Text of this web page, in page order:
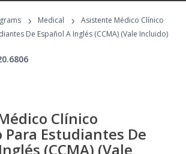
Programs
› Medical ›
Asistente Médico Clínico
De Español A Inglés (CCMA) (Vale Incluido)
Clínico
Estudiantes De
(CCMA) (Vale